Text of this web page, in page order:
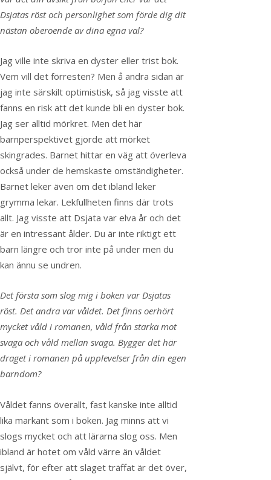
Dsjatas röst och personlighet som förde dig dit
nästan oberoende av dina egna val?
Jag ville inte skriva en dyster eller trist bok.
Vem vill det förresten? Men å andra sidan är
jag inte särskilt optimistisk, så jag visste att
fanns en risk att det kunde bli en dyster bok.
Jag ser alltid mörkret. Men det här
barnperspektivet gjorde att mörket
skingrades. Barnet hittar en väg att överleva
också under de hemskaste omständigheter.
Barnet leker även om det ibland leker
grymma lekar. Lekfullheten finns där trots
allt. Jag visste att Dsjata var elva år och det
är en intressant ålder. Du är inte riktigt ett
barn längre och tror inte på under men du
kan ännu se undren.
Det första som slog mig i boken var Dsjatas
röst. Det andra var våldet. Det finns oerhört
mycket våld i romanen, våld från starka mot
svaga och våld mellan svaga. Bygger det här
draget i romanen på upplevelser från din egen
barndom?
Våldet fanns överallt, fast kanske inte alltid
lika markant som i boken. Jag minns att vi
slogs mycket och att lärarna slog oss. Men
ibland är hotet om våld värre än våldet
självt, för efter att slaget träffat är det över,